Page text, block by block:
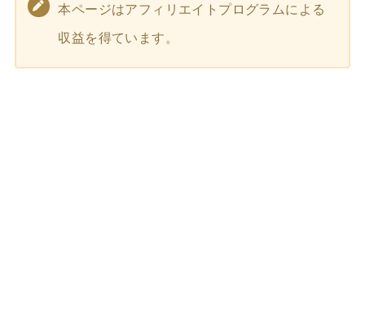
本ページはアフィリエイトプログラムによる
収益を得ています。